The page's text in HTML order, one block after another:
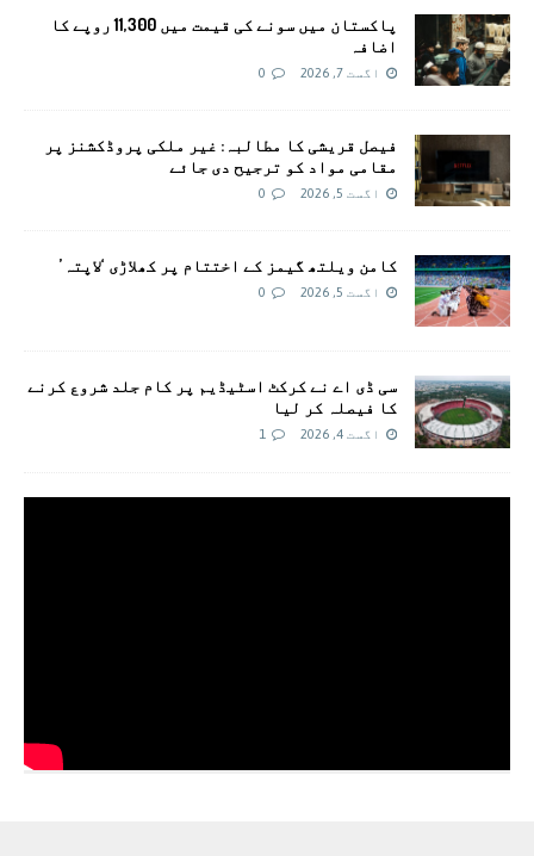
پاکستان میں سونے کی قیمت میں 11,300 روپے کا
اضافہ
اگست 7, 2026 0
فیصل قریشی کا مطالبہ: غیر ملکی پروڈکشنز پر
مقامی مواد کو ترجیح دی جائے
اگست 5, 2026 0
کامن ویلتھ گیمز کے اختتام پر کھلاڑی ‘لاپتہ’
اگست 5, 2026 0
سی ڈی اے نے کرکٹ اسٹیڈیم پر کام جلد شروع کرنے
کا فیصلہ کر لیا
اگست 4, 2026 1